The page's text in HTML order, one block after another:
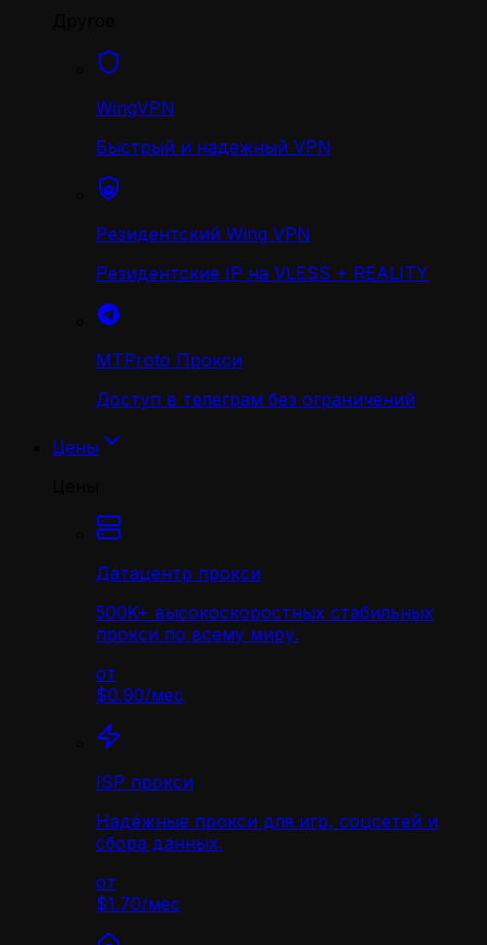
WingVPN
Быстрый и надежный VPN
Резидентский Wing VPN
Резидентские IP на VLESS + REALITY
MTProto Прокси
Доступ в телеграм без ограничений
Цены
Датацентр прокси
500K+ высокоскоростных стабильных
прокси по всему миру.
от
$0.90/мес
ISP прокси
Надёжные прокси для игр, соцсетей и
сбора данных.
от
$1.70/мес